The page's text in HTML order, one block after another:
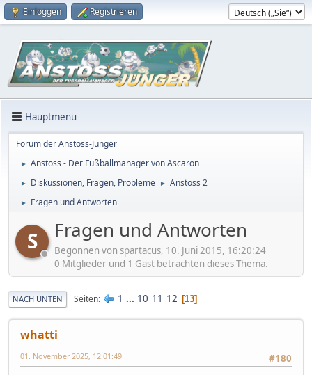
Einloggen Registrieren
Hauptmenü
Forum der Anstoss-Jünger
► Anstoss - Der Fußballmanager von Ascaron
► Diskussionen, Fragen, Probleme ► Anstoss 2
► Fragen und Antworten
S Fragen und Antworten
Begonnen von spartacus, 10. Juni 2015, 16:20:24
0 Mitglieder und 1 Gast betrachten dieses Thema.
NACH UNTEN Seiten 1 ... 10 11 12 13
whatti
#180
01. November 2025, 12:01:49